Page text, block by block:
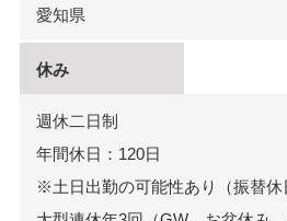
愛知県
休み
週休二日制
年間休日：120日
※土日出勤の可能性あり（振替休